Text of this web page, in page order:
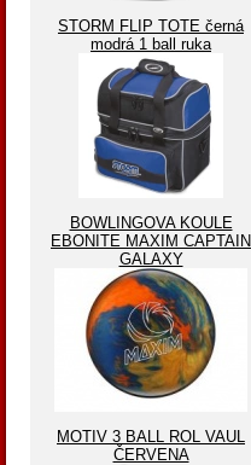
STORM FLIP TOTE černá
modrá 1 ball ruka
BOWLINGOVA KOULE
EBONITE MAXIM CAPTAIN
GALAXY
MOTIV 3 BALL ROL VAUL
ČERVENA